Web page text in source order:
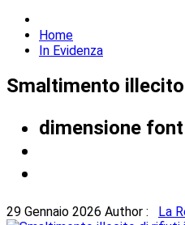
Home
In Evidenza
Smaltimento
dimensione font
29 Gennaio 2026 Author : La